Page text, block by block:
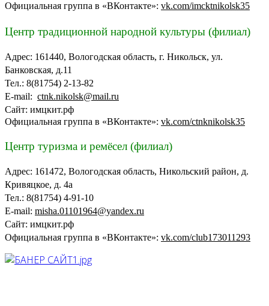
Официальная группа в «ВКонтакте»: vk.com/imcktnikolsk35
Центр традиционной народной культуры (филиал)
Адрес: 161440, Вологодская область, г. Никольск, ул.
Банковская, д.11
Тел.: 8(81754) 2-13-82
E-mail: ctnk.nikolsk@mail.ru
Сайт: имцкит.рф
Официальная группа в «ВКонтакте»: vk.com/ctnknikolsk35
Центр туризма и ремёсел (филиал)
Адрес: 161472, Вологодская область, Никольский район, д.
Кривяцкое, д. 4а
Тел.: 8(81754) 4-91-10
E-mail: misha.01101964@yandex.ru
Сайт: имцкит.рф
Официальная группа в «ВКонтакте»: vk.com/club173011293